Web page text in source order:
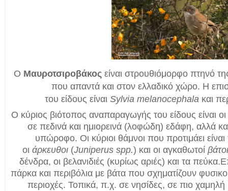
Ο Μαυροτσιροβάκοςείναι στρουθιόμορφοπτηνό
που απαντά και στον ελλαδικό χώρο. Η
τουείδους είναιSylvia melanocephala και
Ο κύριος βιότοπος αναπαραγωγής του είδους είναι
σε πεδινά και ημιορεινά (λοφώδη) εδάφη, αλλά
υπώροφο. Οι κύριοι θάμνοι που προτιμάει είναι
οι άρκευθοι(Juniperus spp.) και οι αγκαθωτοί βάτοι
δένδρα, οι βελανιδιές (κυρίως αριές) και τα πεύκα.
πάρκα και περιβόλια με βάτα που σχηματίζουν
περιοχές. Τοπικά, π.χ. σε νησίδες, σε πιο